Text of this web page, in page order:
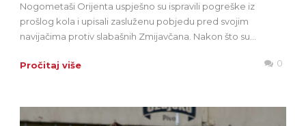
Nogometaši Orijenta uspješno su ispravili pogreške iz
prošlog kola i upisali zasluženu pobjedu pred svojim
navijačima protiv slabašnih Zmijavčana. Nakon što su...
Pročitaj više 0